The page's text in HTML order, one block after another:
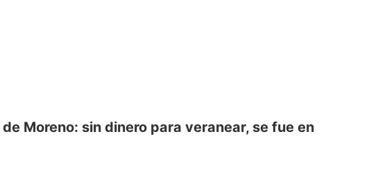
Moreno: sin dinero para veranear, se fue en